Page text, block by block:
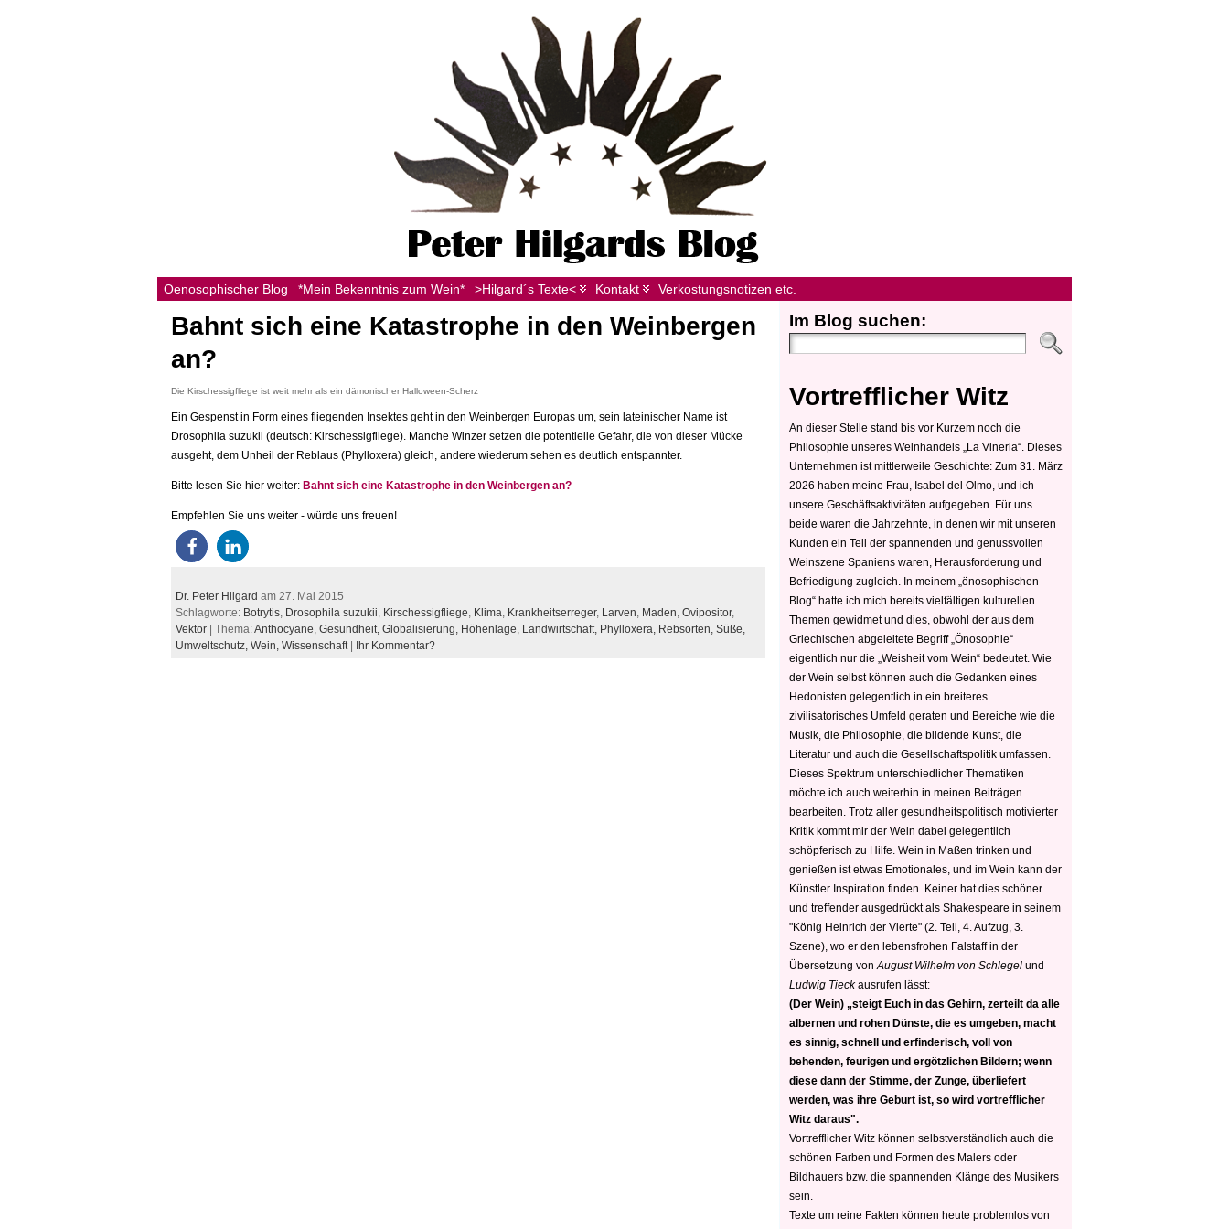
Oenosophischer Blog *Mein Bekenntnis zum Wein* >Hilgard´s Texte< Kontakt Verkostungsnotizen etc.
Bahnt sich eine Katastrophe in den Weinbergen
an?
Die Kirschessigfliege ist weit mehr als ein dämonischer Halloween-Scherz
Ein Gespenst in Form eines fliegenden Insektes geht in den Weinbergen Europas um, sein lateinischer Name ist
Drosophila suzukii (deutsch: Kirschessigfliege). Manche Winzer setzen die potentielle Gefahr, die von dieser Mücke
ausgeht, dem Unheil der Reblaus (Phylloxera) gleich, andere wiederum sehen es deutlich entspannter.
Bitte lesen Sie hier weiter: Bahnt sich eine Katastrophe in den Weinbergen an?
Empfehlen Sie uns weiter - würde uns freuen!
Dr. Peter Hilgard am 27. Mai 2015
Schlagworte: Botrytis Drosophila suzukii Kirschessigfliege Klima Krankheitserreger, Larven Maden Ovipositor,
Vektor | Thema:Anthocyane, Gesundheit, Globalisierung, Höhenlage, Landwirtschaft, Phylloxera, Rebsorten, Süße,
Umweltschutz, Wein, Wissenschaft | Ihr Kommentar?
Im Blog suchen:
Vortrefflicher Witz
An dieser Stelle stand bis vor Kurzem noch die
Philosophie unseres Weinhandels „La Vineria“. Dieses
Unternehmen ist mittlerweile Geschichte: Zum 31. März
2026 haben meine Frau, Isabel del Olmo, und ich
unsere Geschäftsaktivitäten aufgegeben. Für uns
beide waren die Jahrzehnte, in denen wir mit unseren
Kunden ein Teil der spannenden und genussvollen
Weinszene Spaniens waren, Herausforderung und
Befriedigung zugleich. In meinem „önosophischen
Blog“ hatte ich mich bereits vielfältigen kulturellen
Themen gewidmet und dies, obwohl der aus dem
Griechischen abgeleitete Begriff „Önosophie“
eigentlich nur die „Weisheit vom Wein“ bedeutet. Wie
der Wein selbst können auch die Gedanken eines
Hedonisten gelegentlich in ein breiteres
zivilisatorisches Umfeld geraten und Bereiche wie die
Musik, die Philosophie, die bildende Kunst, die
Literatur und auch die Gesellschaftspolitik umfassen.
Dieses Spektrum unterschiedlicher Thematiken
möchte ich auch weiterhin in meinen Beiträgen
bearbeiten. Trotz aller gesundheitspolitisch motivierter
Kritik kommt mir der Wein dabei gelegentlich
schöpferisch zu Hilfe. Wein in Maßen trinken und
genießen ist etwas Emotionales, und im Wein kann der
Künstler Inspiration finden. Keiner hat dies schöner
und treffender ausgedrückt als Shakespeare in seinem
"König Heinrich der Vierte" (2. Teil, 4. Aufzug, 3.
Szene), wo er den lebensfrohen Falstaff in der
Übersetzung von August Wilhelm von Schlegel und
Ludwig Tieckausrufen lässt:
(Der Wein) „steigt Euch in das Gehirn, zerteilt da alle
albernen und rohen Dünste, die es umgeben, macht
es sinnig, schnell und erfinderisch, voll von
behenden, feurigen und ergötzlichen Bildern; wenn
diese dann der Stimme, der Zunge, überliefert
werden, was ihre Geburt ist, so wird vortrefflicher
Witz daraus".
Vortrefflicher Witz können selbstverständlich auch die
schönen Farben und Formen des Malers oder
Bildhauers bzw. die spannenden Klänge des Musikers
sein.
Texte um reine Fakten können heute problemlos von